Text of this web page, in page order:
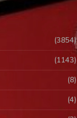
(3854)
(1143)
(8)
(4)